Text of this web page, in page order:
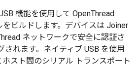
機能を使用して OpenThread
をビルドします。デバイスは Joiner
ネットワークで安全に認証さ
されます。ネイティブ USB を使用
ホスト間のシリアル トランスポート